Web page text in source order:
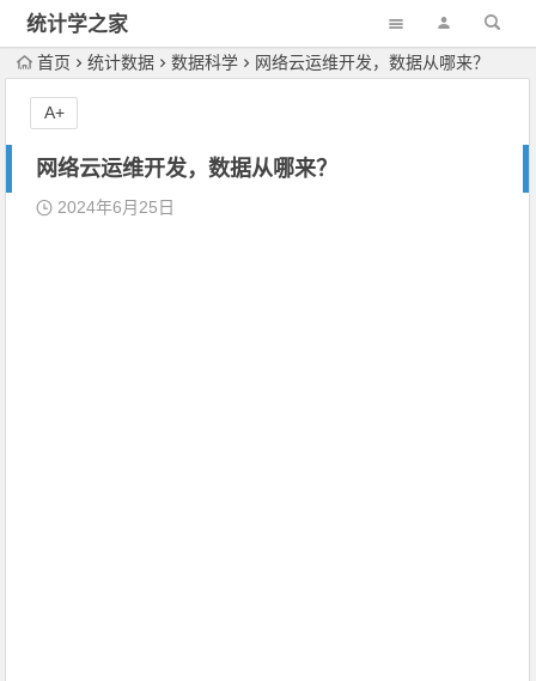
统计学之家
首页 统计数据 数据科学 网络云运维开发，数据从哪来？
网络云运维开发，数据从哪来？
2024年6月25日
A+